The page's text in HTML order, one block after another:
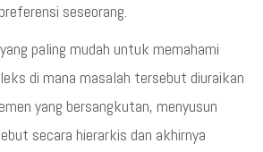
seseorang.
paling mudah untuk memahami
di mana masalah tersebut diuraikan
yang bersangkutan, menyusun
secara hierarkis dan akhirnya